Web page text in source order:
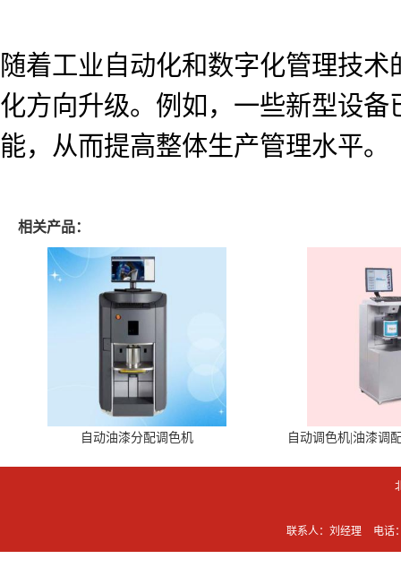
随着工业自动化和数字化管理技
化方向升级。例如，一些新型设
能，从而提高整体生产管理水平。
相关产品：
自动油漆分配调色机 自动调色机|油漆调
联系人：刘经理 电话